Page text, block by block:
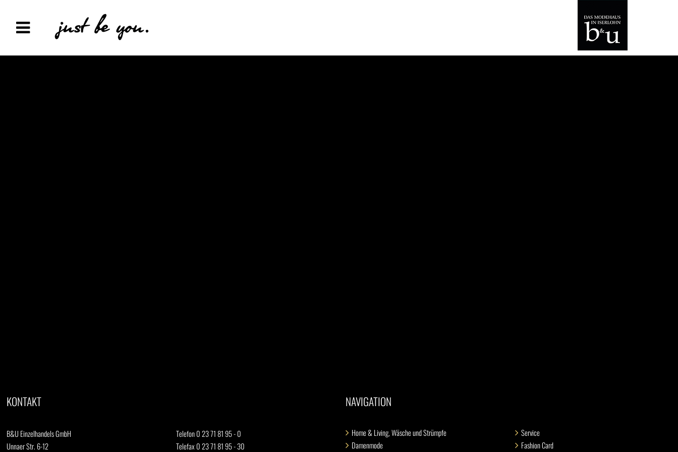
KONTAKT
B&U Einzelhandels GmbH
Unnaer Str. 6-12
Telefon 0 23 71 81 95 - 0
Telefax 0 23 71 81 95 - 30
NAVIGATION
Home & Living, Wäsche und Strümpfe
Damenmode
Service
Fashion Card